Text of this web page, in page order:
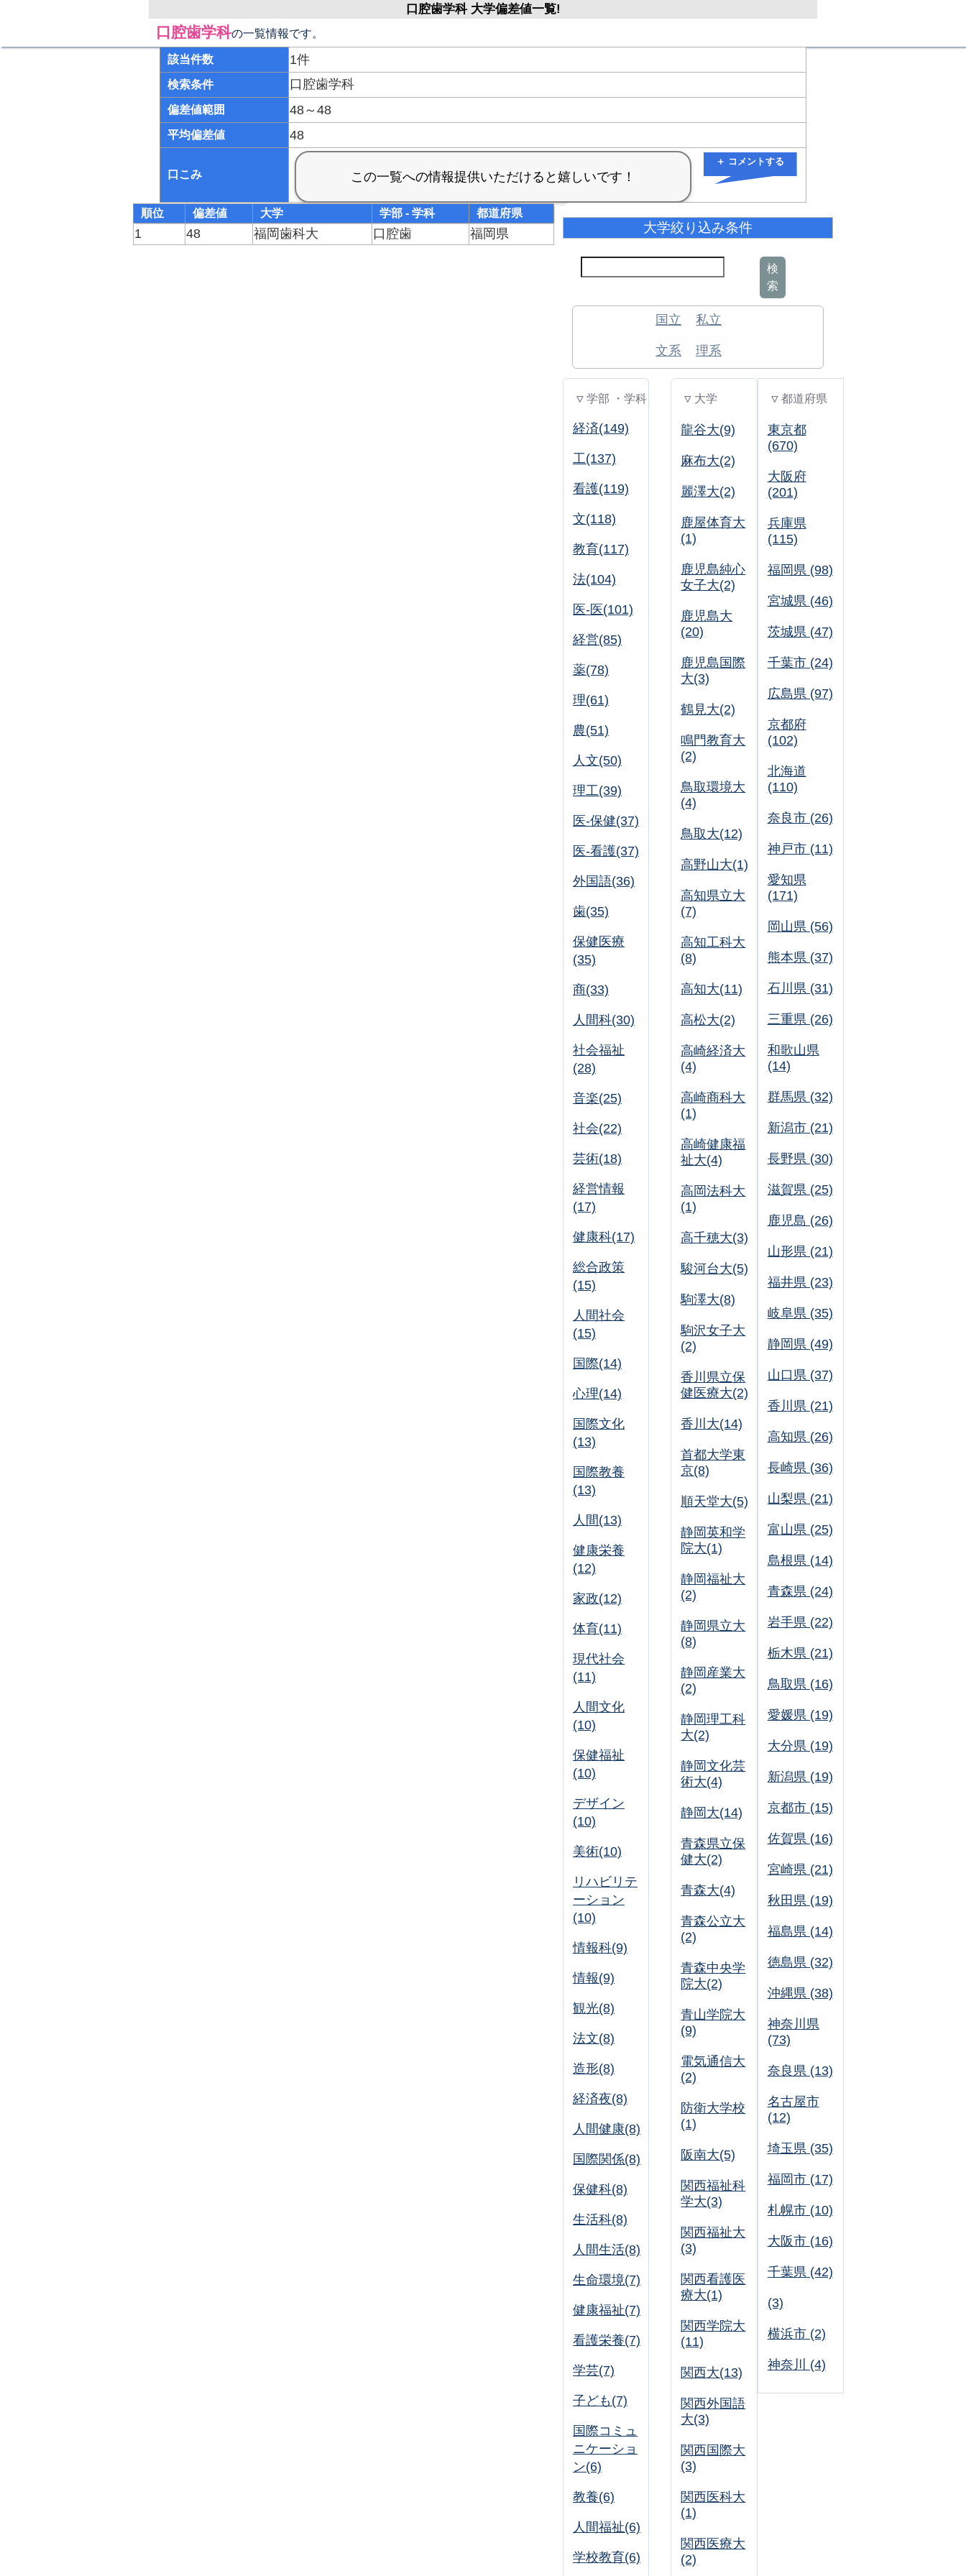
口腔歯学科 大学偏差値一覧!
口腔歯学科の一覧情報です。
該当件数 1件
検索条件 口腔歯学科
偏差値範囲 48～48
平均偏差値 48
口こみ
＋ コメントする
順位 偏差値 大学 学部 - 学科 都道府県
1 48 福岡歯科大 口腔歯 福岡県 大学絞り込み条件
検
索
国立 私立
文系 理系
▽ 学部 ・学科
経済(149)
工(137)
看護(119)
文(118)
教育(117)
法(104)
医-医(101)
経営(85)
薬(78)
理(61)
農(51)
人文(50)
理工(39)
医-保健(37)
医-看護(37)
外国語(36)
歯(35)
保健医療
(35)
商(33)
人間科(30)
社会福祉
(28)
音楽(25)
社会(22)
芸術(18)
経営情報
(17)
健康科(17)
総合政策
(15)
人間社会
(15)
国際(14)
心理(14)
国際文化
(13)
国際教養
(13)
人間(13)
健康栄養
(12)
家政(12)
体育(11)
現代社会
(11)
人間文化
(10)
保健福祉
(10)
デザイン
(10)
美術(10)
リハビリテ
ーション
(10)
情報科(9)
情報(9)
観光(8)
法文(8)
造形(8)
経済夜(8)
人間健康(8)
国際関係(8)
保健科(8)
生活科(8)
人間生活(8)
生命環境(7)
健康福祉(7)
看護栄養(7)
学芸(7)
子ども(7)
国際コミュ
ニケーショ
ン(6)
教養(6)
人間福祉(6)
学校教育(6)
▽ 大学
龍谷大(9)
麻布大(2)
麗澤大(2)
鹿屋体育大
(1)
鹿児島純心
女子大(2)
鹿児島大
(20)
鹿児島国際
大(3)
鶴見大(2)
鳴門教育大
(2)
鳥取環境大
(4)
鳥取大(12)
高野山大(1)
高知県立大
(7)
高知工科大
(8)
高知大(11)
高松大(2)
高崎経済大
(4)
高崎商科大
(1)
高崎健康福
祉大(4)
高岡法科大
(1)
高千穂大(3)
駿河台大(5)
駒澤大(8)
駒沢女子大
(2)
香川県立保
健医療大(2)
香川大(14)
首都大学東
京(8)
順天堂大(5)
静岡英和学
院大(1)
静岡福祉大
(2)
静岡県立大
(8)
静岡産業大
(2)
静岡理工科
大(2)
静岡文化芸
術大(4)
静岡大(14)
青森県立保
健大(2)
青森大(4)
青森公立大
(2)
青森中央学
院大(2)
青山学院大
(9)
電気通信大
(2)
防衛大学校
(1)
阪南大(5)
関西福祉科
学大(3)
関西福祉大
(3)
関西看護医
療大(1)
関西学院大
(11)
関西大(13)
関西外国語
大(3)
関西国際大
(3)
関西医科大
(1)
関西医療大
(2)
▽ 都道府県
東京都
(670)
大阪府
(201)
兵庫県
(115)
福岡県 (98)
宮城県 (46)
茨城県 (47)
千葉市 (24)
広島県 (97)
京都府
(102)
北海道
(110)
奈良市 (26)
神戸市 (11)
愛知県
(171)
岡山県 (56)
熊本県 (37)
石川県 (31)
三重県 (26)
和歌山県
(14)
群馬県 (32)
新潟市 (21)
長野県 (30)
滋賀県 (25)
鹿児島 (26)
山形県 (21)
福井県 (23)
岐阜県 (35)
静岡県 (49)
山口県 (37)
香川県 (21)
高知県 (26)
長崎県 (36)
山梨県 (21)
富山県 (25)
島根県 (14)
青森県 (24)
岩手県 (22)
栃木県 (21)
鳥取県 (16)
愛媛県 (19)
大分県 (19)
新潟県 (19)
京都市 (15)
佐賀県 (16)
宮崎県 (21)
秋田県 (19)
福島県 (14)
徳島県 (32)
沖縄県 (38)
神奈川県
(73)
奈良県 (13)
名古屋市
(12)
埼玉県 (35)
福岡市 (17)
札幌市 (10)
大阪市 (16)
千葉県 (42)
(3)
横浜市 (2)
神奈川 (4)